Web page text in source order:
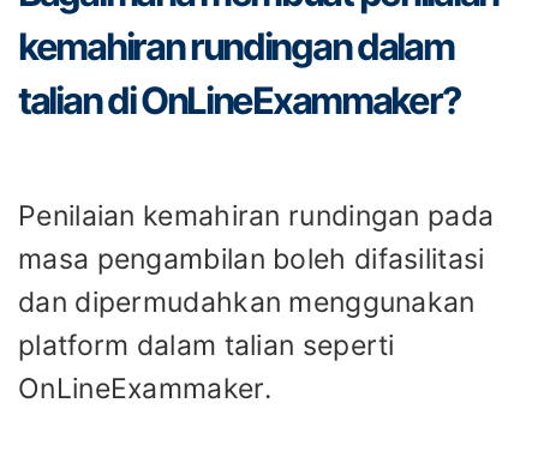
kemahiran rundingan dalam
talian di OnLineExammaker?
Penilaian kemahiran rundingan pada
masa pengambilan boleh difasilitasi
dan dipermudahkan menggunakan
platform dalam talian seperti
OnLineExammaker.